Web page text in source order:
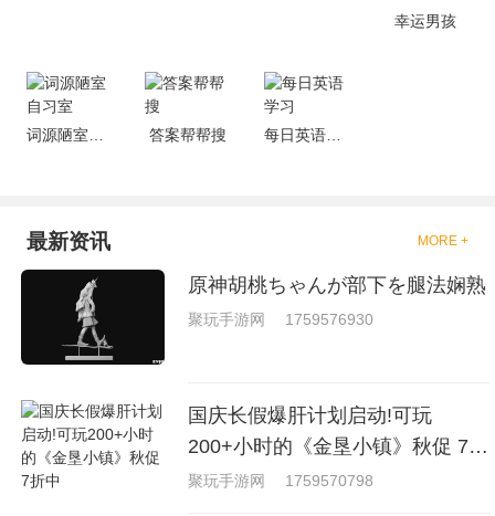
戏，相信你们一定会喜欢的。
幸运男孩
答案帮帮搜 每日英语学习
最新资讯 MORE +
原神胡桃ちゃんが部下を腿法娴熟
聚玩手游网 1759576930
国庆长假爆肝计划启动!可玩
200+小时的《金垦小镇》秋促 7折
中
聚玩手游网 1759570798